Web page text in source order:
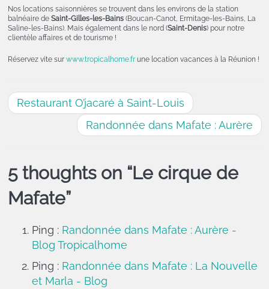
Nos locations saisonnières se trouvent dans les environs de la station
balnéaire de Saint-Gilles-les-Bains(Boucan-Canot, Ermitage-les-Bains, La
Saline-les-Bains). Mais également dans le nord (Saint-Denis) pour notre
clientèle affaires et de tourisme !
Réservez vite sur www.tropicalhome.frune location vacances à la Réunion !
Restaurant O’jacaré à Saint-Louis
Randonnée dans Mafate : Aurère
5 thoughts on “Le cirque de
Mafate”
Ping : Randonnée dans Mafate : Aurère -
Blog Tropicalhome
Ping : R andonnée dans Mafate : La Nouvelle
et Marla - Blog